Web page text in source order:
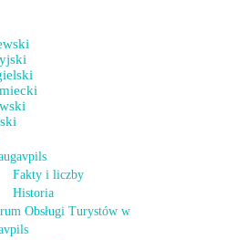
Fakty i liczby
Historia
Obsługi Turystów w